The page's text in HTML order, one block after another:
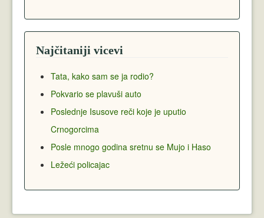
Najčitaniji vicevi
Tata, kako sam se ja rodio?
Pokvario se plavuši auto
Poslednje Isusove reči koje je uputio
Crnogorcima
Posle mnogo godina sretnu se Mujo i Haso
Ležeći policajac